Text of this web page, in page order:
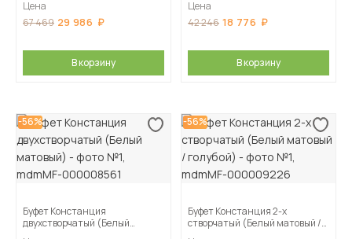
Цена
67 469 29 986
В корзину
Цена
42 246 18 776
В корзину
-56%
Буфет Констанция
двухстворчатый (Белый
-56%
Буфет Констанция 2-х
створчатый (Белый матовый /